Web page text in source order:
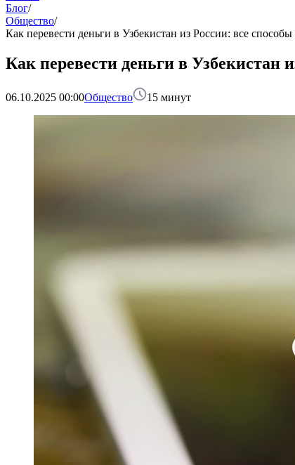
Блог/
Общество/
Как перевести деньги в Узбекистан из России: все
Как перевести деньги в
06.10.2025 00:00Общество 15 минут